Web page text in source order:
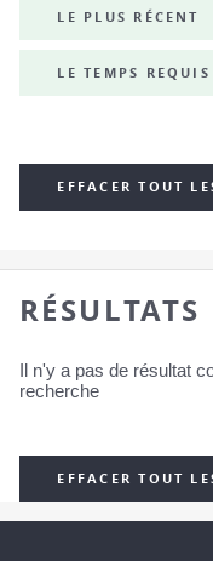
LE PLUS RÉCENT
LE TEMPS REQUIS
EFFACER TOUT
Il n'y a pas de résultat
recherche
EFFACER TOUT